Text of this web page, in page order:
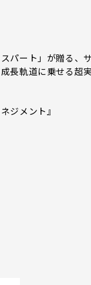
パート」が贈る、
長軌道に乗せる超
ジメント』